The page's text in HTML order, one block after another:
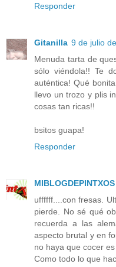
Responder
Gitanilla 9 de julio
Menuda tarta de
sólo viéndola!! Te
auténtica! Qué
llevo un trozo y plis
cosas tan ricas!!
bsitos guapa!
Responder
MIBLOGDEPINTXOS
uffffff....con fresas.
pierde. No sé qué
recuerda a las
aspecto brutal y en
no haya que cocer
Como todo lo que